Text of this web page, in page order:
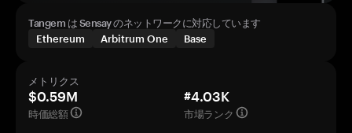
Tangem は Sensay のネットワークに対応しています
Ethereum
Arbitrum One Base
メトリクス
$0.59M
時価総額
#4.03K
市場ランク